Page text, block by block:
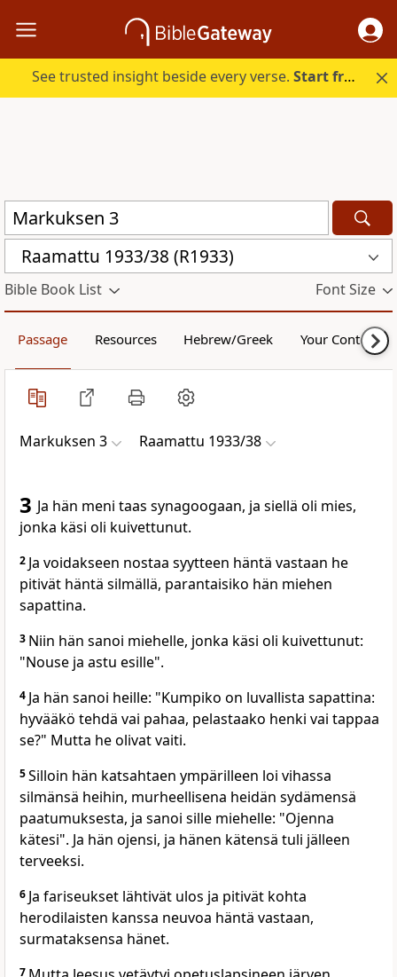
See trusted insight beside every verse.Start free.
Raamattu 1933/38 (R1933)
Bible Book List Font Size
Passage Resources Hebrew/Greek Your Content
Markuksen 3 Raamattu 1933/38
3 Ja hän meni taas synagoogaan, ja siellä oli mies,
jonka käsi oli kuivettunut.
2 Ja voidakseen nostaa syytteen häntä vastaan he
pitivät häntä silmällä, parantaisiko hän miehen
sapattina.
3 Niin hän sanoi miehelle, jonka käsi oli kuivettunut:
"Nouse ja astu esille".
4 Ja hän sanoi heille: "Kumpiko on luvallista sapattina:
hyvääkö tehdä vai pahaa, pelastaako henki vai tappaa
se?" Mutta he olivat vaiti.
5Silloin hän katsahtaen ympärilleen loi vihassa
silmänsä heihin, murheellisena heidän sydämensä
paatumuksesta, ja sanoi sille miehelle: "Ojenna
kätesi". Ja hän ojensi, ja hänen kätensä tuli jälleen
terveeksi.
6 Ja fariseukset lähtivät ulos ja pitivät kohta
herodilaisten kanssa neuvoa häntä vastaan,
surmataksensa hänet.
7